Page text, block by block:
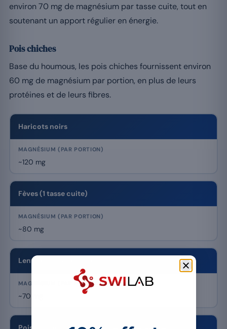
environ 70 mg de magnésium par tasse cuite, tout en
soutenant un apport régulier en énergie.
Pois chiches
Base du houmous, les pois chiches fournissent environ
60 mg de magnésium par portion, en plus de leurs
protéines et de leurs fibres.
Haricots noirs
~120 mg
Fèves (1 tasse cuite)
~80 mg
Lentilles (1 tasse cuite)
~70 mg